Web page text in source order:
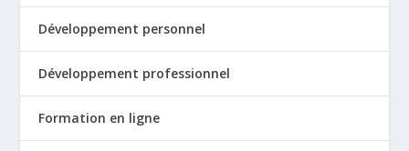
Développement personnel
Développement professionnel
Formation en ligne